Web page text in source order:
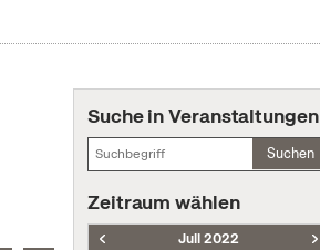
Suche in Veranstaltungen
Suchen
Zeitraum wählen
Juli 2022